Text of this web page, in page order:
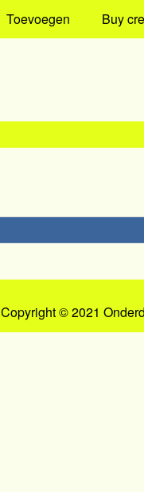
Toevoegen Buy
Copyright © 2021